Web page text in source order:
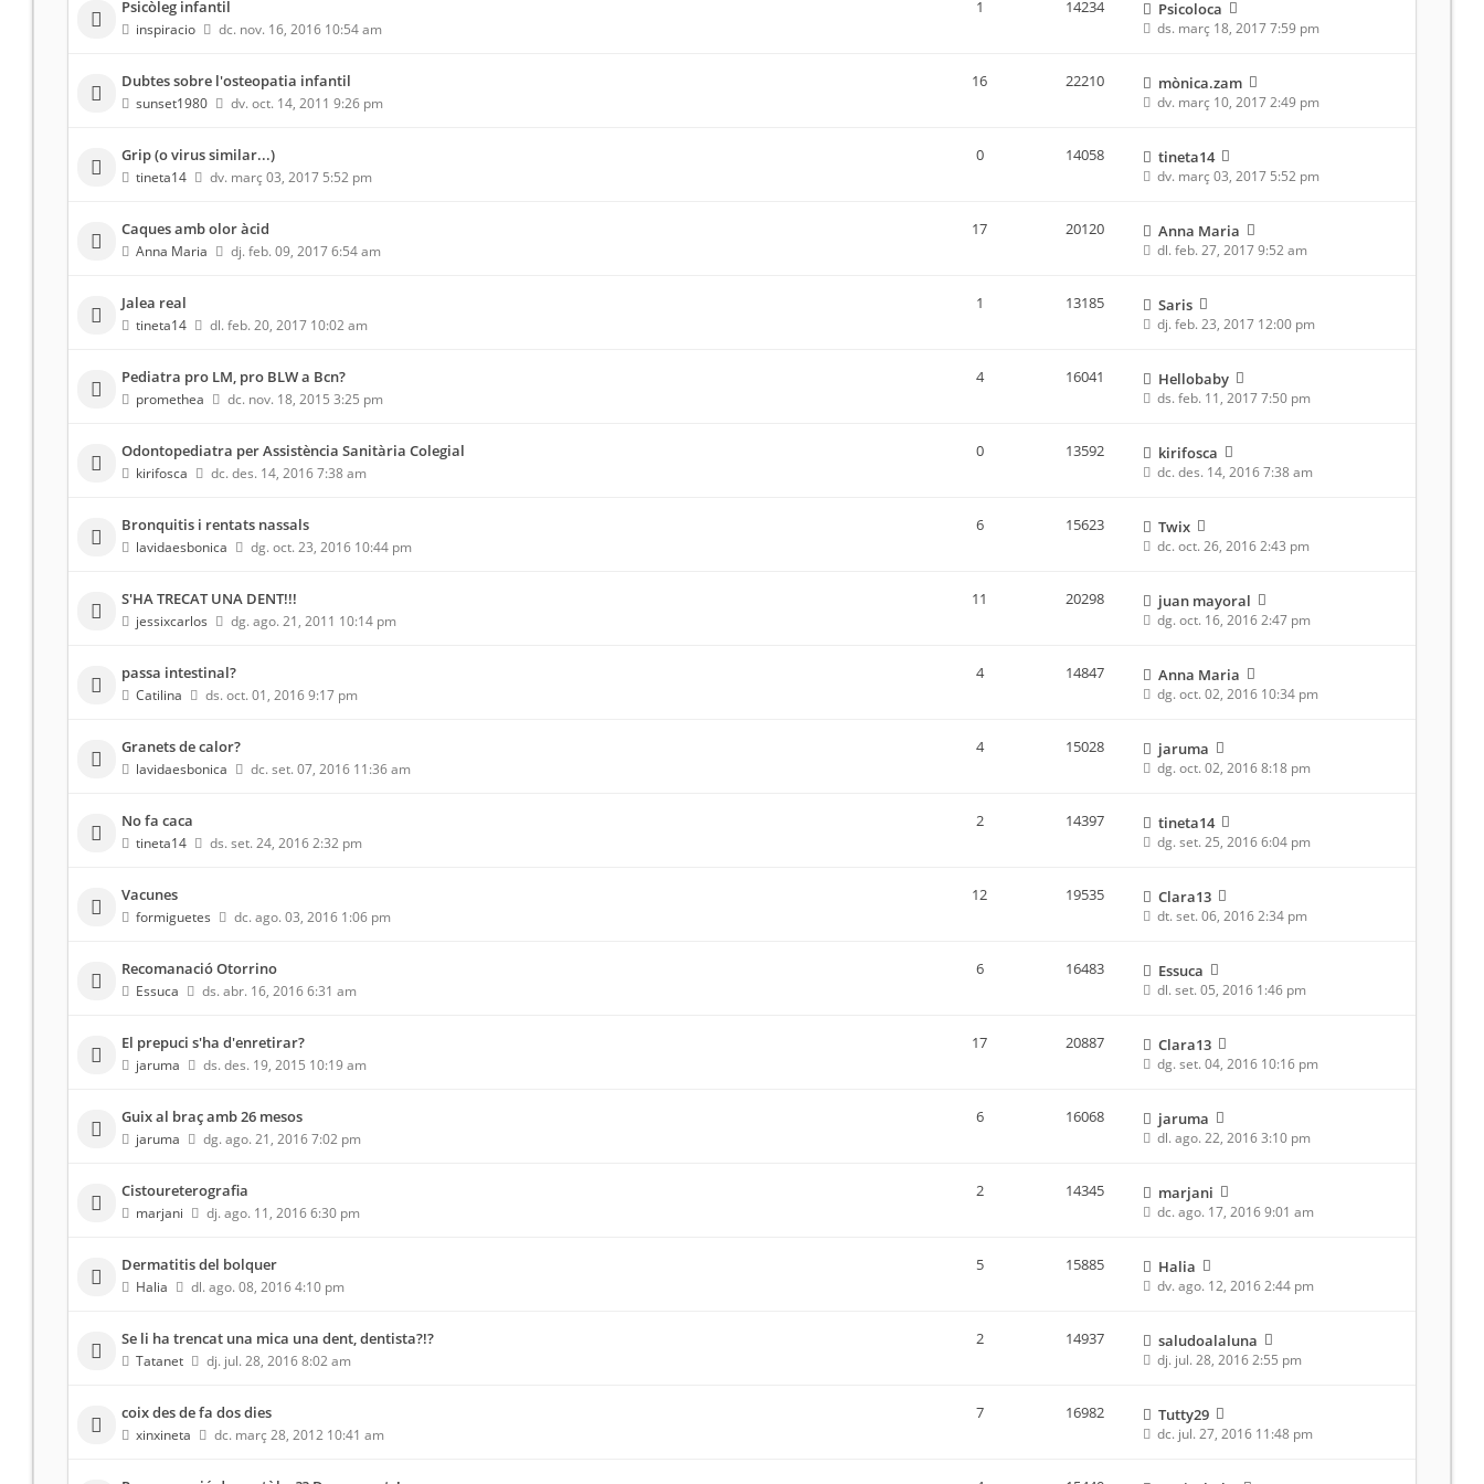
Psicòleg infantil
inspiracio dc. nov. 16, 2016 10:54 am
1 14234 Psicoloca
ds. març 18, 2017 7:59 pm
Dubtes sobre l'osteopatia infantil
sunset1980 dv. oct. 14, 2011 9:26 pm
16 22210 mònica.zam
dv. març 10, 2017 2:49 pm
Grip (o virus similar...)
tineta14 dv. març 03, 2017 5:52 pm
0 14058 tineta14
dv. març 03, 2017 5:52 pm
Caques amb olor àcid
Anna Maria dj. feb. 09, 2017 6:54 am
17 20120 Anna Maria
dl. feb. 27, 2017 9:52 am
Jalea real
tineta14 dl. feb. 20, 2017 10:02 am
1 13185 Saris
dj. feb. 23, 2017 12:00 pm
Pediatra pro LM, pro BLW a Bcn?
promethea dc. nov. 18, 2015 3:25 pm
4 16041 Hellobaby
ds. feb. 11, 2017 7:50 pm
Odontopediatra per Assistència Sanitària Colegial
kirifosca dc. des. 14, 2016 7:38 am
0 13592 kirifosca
dc. des. 14, 2016 7:38 am
Bronquitis i rentats nassals
lavidaesbonica dg. oct. 23, 2016 10:44 pm
6 15623 Twix
dc. oct. 26, 2016 2:43 pm
S'HA TRECAT UNA DENT!!!
jessixcarlos dg. ago. 21, 2011 10:14 pm
11 20298 juan mayoral
dg. oct. 16, 2016 2:47 pm
passa intestinal?
Catilina ds. oct. 01, 2016 9:17 pm
4 14847 Anna Maria
dg. oct. 02, 2016 10:34 pm
Granets de calor?
lavidaesbonica dc. set. 07, 2016 11:36 am
4 15028 jaruma
dg. oct. 02, 2016 8:18 pm
No fa caca
tineta14 ds. set. 24, 2016 2:32 pm
2 14397 tineta14
dg. set. 25, 2016 6:04 pm
Vacunes
formiguetes dc. ago. 03, 2016 1:06 pm
12 19535 Clara13
dt. set. 06, 2016 2:34 pm
Recomanació Otorrino
Essuca ds. abr. 16, 2016 6:31 am
6 16483 Essuca
dl. set. 05, 2016 1:46 pm
El prepuci s'ha d'enretirar?
jaruma ds. des. 19, 2015 10:19 am
17 20887 Clara13
dg. set. 04, 2016 10:16 pm
Guix al braç amb 26 mesos
jaruma dg. ago. 21, 2016 7:02 pm
6 16068 jaruma
dl. ago. 22, 2016 3:10 pm
Cistoureterografia
marjani dj. ago. 11, 2016 6:30 pm
2 14345 marjani
dc. ago. 17, 2016 9:01 am
Dermatitis del bolquer
Halia dl. ago. 08, 2016 4:10 pm
5 15885 Halia
dv. ago. 12, 2016 2:44 pm
Se li ha trencat una mica una dent, dentista?!?
Tatanet dj. jul. 28, 2016 8:02 am
2 14937 saludoalaluna
dj. jul. 28, 2016 2:55 pm
coix des de fa dos dies
xinxineta dc. març 28, 2012 10:41 am
7 16982 Tutty29
dc. jul. 27, 2016 11:48 pm